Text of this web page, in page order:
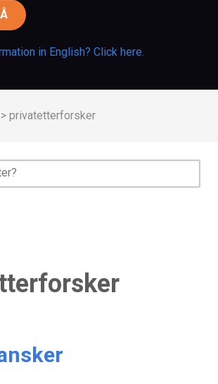
in English? Click here.
> privatetterforsker